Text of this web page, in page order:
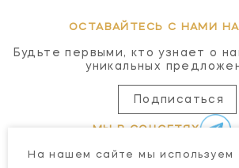
ОСТАВАЙТЕСЬ С НАМИ НА
Будьте первыми, кто узнает о
уникальных
Подписаться
МЫ В СОЦСЕТЯХ
На нашем сайте мы